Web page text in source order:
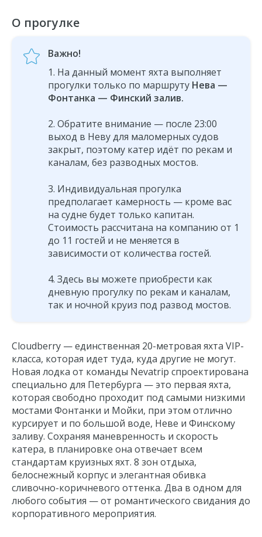
О прогулке
Важно!
На данный момент яхта выполняет
прогулки только по маршруту Нева —
Фонтанка — Финский залив.
Обратите внимание — после 23:00
выход в Неву для маломерных судов
закрыт, поэтому катер идёт по рекам и
каналам, без разводных мостов.
Индивидуальная прогулка
предполагает камерность — кроме вас
на судне будет только капитан.
Стоимость рассчитана на компанию от 1
до 11 гостей и не меняется в
зависимости от количества гостей.
Здесь вы можете приобрести как
дневную прогулку по рекам и каналам,
так и ночной круиз под развод мостов.
Cloudberry — единственная 20-метровая яхта VIP-
класса, которая идет туда, куда другие не могут.
Новая лодка от команды Nevatrip спроектирована
специально для Петербурга — это первая яхта,
которая свободно проходит под самыми низкими
мостами Фонтанки и Мойки, при этом отлично
курсирует и по большой воде, Неве и Финскому
заливу. Сохраняя маневренность и скорость
катера, в планировке она отвечает всем
стандартам круизных яхт. 8 зон отдыха,
белоснежный корпус и элегантная обивка
сливочно-коричневого оттенка. Два в одном для
любого события — от романтического свидания до
корпоративного мероприятия.